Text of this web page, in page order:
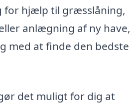
for hjælp til græsslåning,
anlægning af ny have,
med at finde den bedste
det muligt for dig at